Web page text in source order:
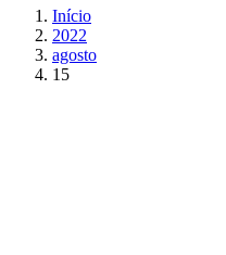
Início
2022
agosto
15